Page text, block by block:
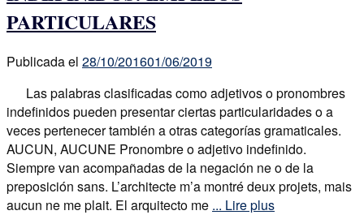
PARTICULARES
Publicada el 28/10/201601/06/2019
Las palabras clasificadas como adjetivos o pronombres
indefinidos pueden presentar ciertas particularidades o a
veces pertenecer también a otras categorías gramaticales.
AUCUN, AUCUNE Pronombre o adjetivo indefinido.
Siempre van acompañadas de la negación ne o de la
preposición sans. L’architecte m’a montré deux projets, mais
aucun ne me plait. El arquitecto me ... Lire plus